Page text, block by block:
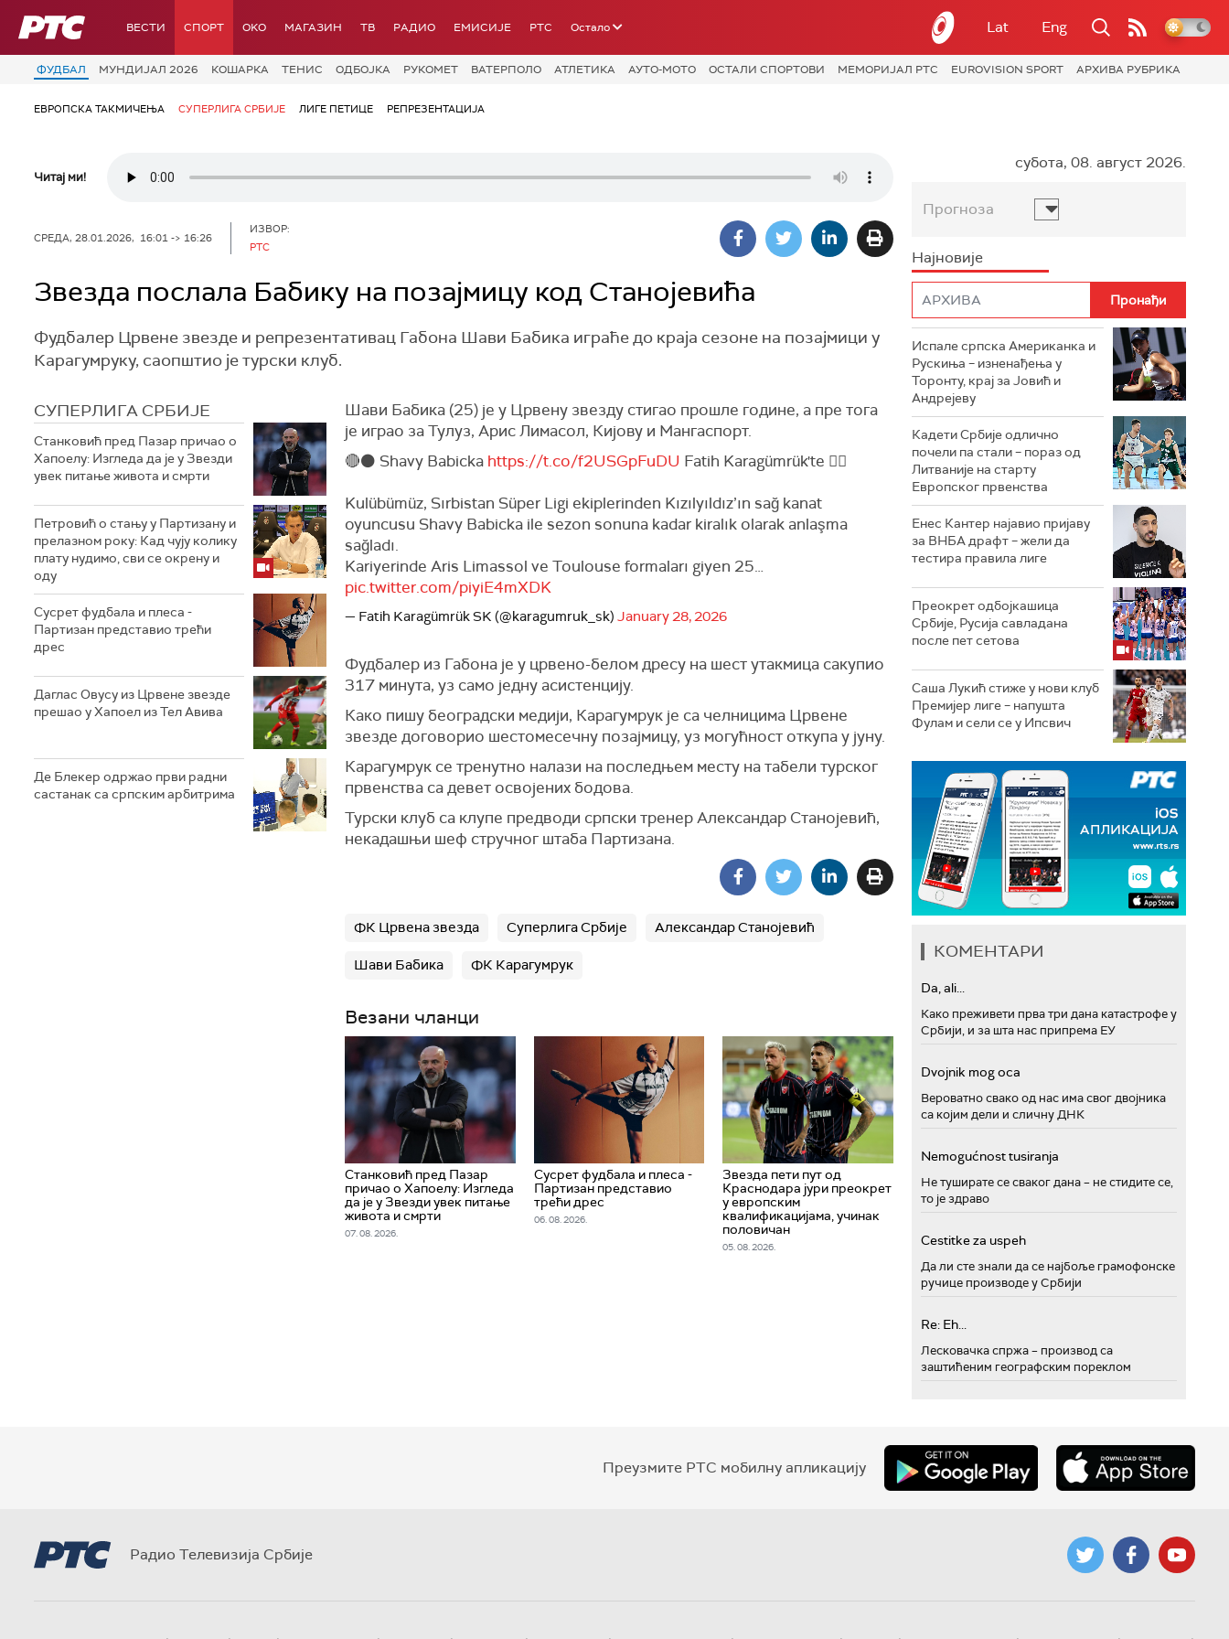
РТС ВЕСТИ СПОРТ OKO МАГАЗИН ТВ РАДИО ЕМИСИЈЕ РТС Остало Lat Eng
ФУДБАЛ МУНДИЈАЛ 2026 КОШАРКА ТЕНИС ОДБОЈКА РУКОМЕТ ВАТЕРПОЛО АТЛЕТИКА АУТО-МОТО ОСТАЛИ СПОРТОВИ МЕМОРИЈАЛ РТС EUROVISION SPORT АРХИВА РУБРИКА
ЕВРОПСКА ТАКМИЧЕЊА СУПЕРЛИГА СРБИЈЕ ЛИГЕ ПЕТИЦЕ РЕПРЕЗЕНТАЦИЈА
Читај ми!
СРЕДА, 28.01.2026, 16:01 -> 16:26
ИЗВОР:
РТС
Звезда послала Бабику на позајмицу код Станојевића
Фудбалер Црвене звезде и репрезентативац Габона Шави Бабика играће до краја сезоне на позајмици у
Карагумруку, саопштио је турски клуб.
СУПЕРЛИГА СРБИЈЕ
Станковић пред Пазар причао о
Хапоелу: Изгледа да је у Звезди
увек питање живота и смрти
Петровић о стању у Партизану и
прелазном року: Кад чују колику
плату нудимо, сви се окрену и
оду
Сусрет фудбала и плеса -
Партизан представио трећи
дрес
Даглас Овусу из Црвене звезде
прешао у Хапоел из Тел Авива
Де Блекер одржао први радни
састанак са српским арбитрима
Шави Бабика (25) је у Црвену звезду стигао прошле године, а пре тога
је играо за Тулуз, Арис Лимасол, Кијову и Мангаспорт.
🔴⚫️ Shavy Babicka https://t.co/f2USGpFuDU Fatih Karagümrük'te ✍🏼
Kulübümüz, Sırbistan Süper Ligi ekiplerinden Kızılyıldız’ın sağ kanat
oyuncusu Shavy Babicka ile sezon sonuna kadar kiralık olarak anlaşma
sağladı.
Kariyerinde Aris Limassol ve Toulouse formaları giyen 25…
pic.twitter.com/piyiE4mXDK
— Fatih Karagümrük SK (@karagumruk_sk) January 28, 2026
Фудбалер из Габона је у црвено-белом дресу на шест утакмица сакупио
317 минута, уз само једну асистенцију.
Како пишу београдски медији, Карагумрук је са челницима Црвене
звезде договорио шестомесечну позајмицу, уз могућност откупа у јуну.
Карагумрук се тренутно налази на последњем месту на табели турског
првенства са девет освојених бодова.
Турски клуб са клупе предводи српски тренер Александар Станојевић,
некадашњи шеф стручног штаба Партизана.
ФК Црвена звезда Суперлига Србије Александар Станојевић
Шави Бабика ФК Карагумрук
Везани чланци
Станковић пред Пазар
причао о Хапоелу: Изгледа
да је у Звезди увек питање
живота и смрти
07. 08. 2026.
Сусрет фудбала и плеса -
Партизан представио
трећи дрес
06. 08. 2026.
Звезда пети пут од
Краснодара јури преокрет
у европским
квалификацијама, учинак
половичан
05. 08. 2026.
субота, 08. август 2026.
Прогноза
Најновије
Испале српска Американка и
Рускиња – изненађења у
Торонту, крај за Јовић и
Андрејеву
Кадети Србије одлично
почели па стали – пораз од
Литваније на старту
Европског првенства
Енес Кантер најавио пријаву
за ВНБА драфт – жели да
тестира правила лиге
Преокрет одбојкашица
Србије, Русија савладана
после пет сетова
Саша Лукић стиже у нови клуб
Премијер лиге – напушта
Фулам и сели се у Ипсвич
КОМЕНТАРИ
Da, ali...
Како преживети прва три дана катастрофе у
Србији, и за шта нас припрема ЕУ
Dvojnik mog oca
Вероватно свако од нас има свог двојника
са којим дели и сличну ДНК
Nemogućnost tusiranja
Не туширате се сваког дана – не стидите се,
то је здраво
Cestitke za uspeh
Да ли сте знали да се најбоље грамофонске
ручице производе у Србији
Re: Eh...
Лесковачка спржа – производ са
заштићеним географским пореклом
Преузмите РТС мобилну апликацију
Радио Телевизија Србије